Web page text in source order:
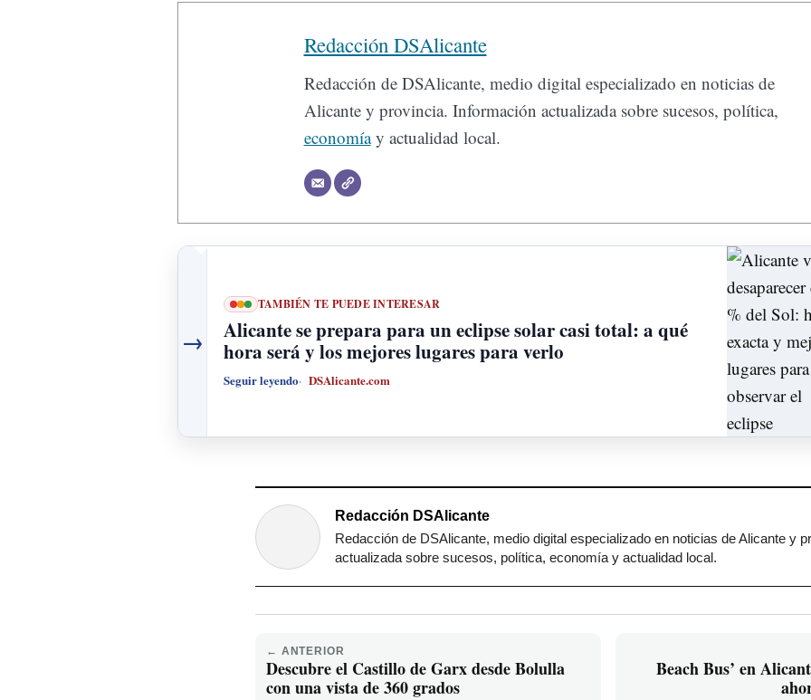
Redacción DSAlicante
Redacción de DSAlicante, medio digital especializado en noticias de
Alicante y provincia. Información actualizada sobre sucesos, política,
economíay actualidad local.
→
TAMBIÉN TE PUEDE INTERESAR
Alicante se prepara para un eclipse solar casi total: a qué
hora será y los mejores lugares para verlo
Seguir leyendo DSAlicante.com
Redacción DSAlicante
Redacción de DSAlicante, medio digital especializado en noticias de Alicante y
actualizada sobre sucesos, política, economía y actualidad local.
← ANTERIOR
Descubre el Castillo de Garx desde Bolulla
con una vista de 360 grados
Beach Bus’ en